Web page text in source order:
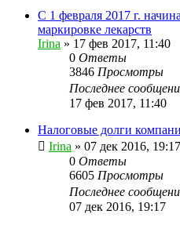
С 1 февраля 2017 г.
маркировке лекарств
Irina » 17 фев 2017, 11:40
0 Ответы
3846 Просмотры
Последнее
17 фев 2017, 11:40
Налоговые долги
Irina » 07 дек 2016, 19:17
0 Ответы
6605 Просмотры
Последнее
07 дек 2016, 19:17